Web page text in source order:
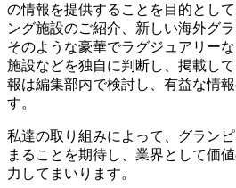
の情報を提供することを目的とし
ング施設のご紹介、新しい海外グ
そのような豪華でラグジュアリー
施設などを独自に判断し、掲載し
報は編集部内で検討し、有益な情
す。
私達の取り組みによって、グラン
まることを期待し、業界として価
力してまいります。